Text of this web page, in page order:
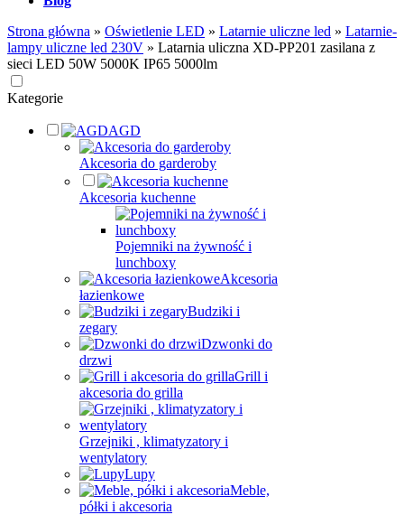
Strona główna » Oświetlenie LED » Latarnie uliczne led » Latarnie-
lampy uliczne led 230V » Latarnia uliczna XD-PP201 zasilana z
sieci LED 50W 5000K IP65 5000lm
Kategorie
AGD
Akcesoria do garderoby
Akcesoria kuchenne
Pojemniki na żywność i
lunchboxy
Akcesoria
łazienkowe
Budziki i
zegary
Dzwonki do
drzwi
Grill i
akcesoria do grilla
Grzejniki , klimatyzatory i
wentylatory
Lupy
Meble,
półki i akcesoria